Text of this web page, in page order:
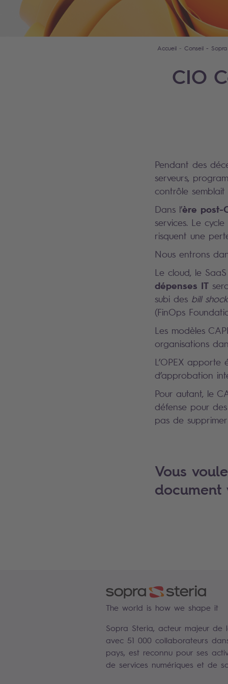
Accueil Conseil -
CIO
Pendant des
serveurs,
contrôle
Dans l’ère post-
services. Le
risquent une
Nous entrons
Le cloud, le
dépenses IT
subi des bill
(FinOps
Les modèles
organisations
L’OPEX apporte
d’approbation
Pour autant, le
défense pour des
pas de
Vous
The world is how we shape it
Sopra Steria, acteur majeur de
avec 51 000 collaborateurs
pays, est reconnu pour ses
de services numériques et de